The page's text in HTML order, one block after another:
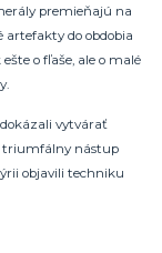
premieňajú na
artefakty do obdobia
o fľaše, ale o malé
vytvárať
triumfálny nástup
objavili techniku